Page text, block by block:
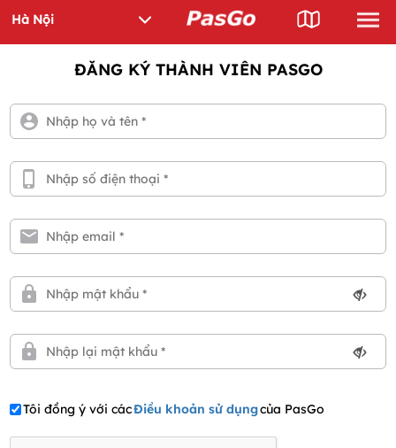
ĐĂNG KÝ THÀNH VIÊN PASGO
Tôi đồng ý với cácĐiều khoản sử dụngcủa PasGo